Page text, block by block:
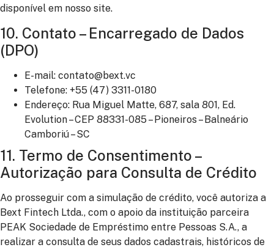
disponível em nosso site.
10. Contato – Encarregado de Dados
(DPO)
E-mail: contato@bext.vc
Telefone: +55 (47) 3311-0180
Endereço: Rua Miguel Matte, 687, sala 801, Ed.
Evolution – CEP 88331-085 – Pioneiros – Balneário
Camboriú – SC
11. Termo de Consentimento –
Autorização para Consulta de Crédito
Ao prosseguir com a simulação de crédito, você autoriza a
Bext Fintech Ltda., com o apoio da instituição parceira
PEAK Sociedade de Empréstimo entre Pessoas S.A., a
realizar a consulta de seus dados cadastrais, históricos de